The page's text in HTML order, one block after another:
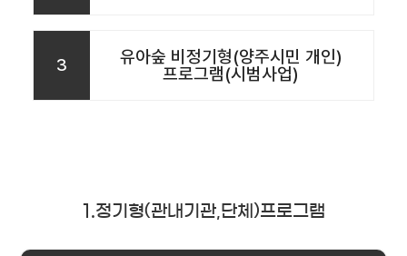
3
유아숲 비정기형(양주시민 개인)
프로그램(시범사업)
1.정기형(관내기관,단체)프로그램